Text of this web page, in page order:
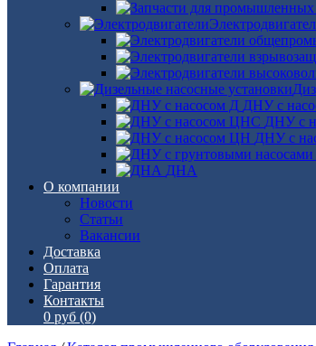
ДНУ с
ДНУ с
ДНУ с
ДНА
О компании
Новости
Статьи
Вакансии
Доставка
Оплата
Гарантия
Контакты
0 руб (0)